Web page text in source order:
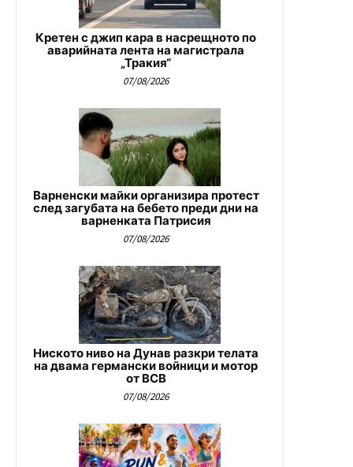
Кретен с джип кара в насрещното по
аварийната лента на магистрала
„Тракия“
07/08/2026
Варненски майки организира протест
след загубата на бебето преди дни на
варненката Патрисия
07/08/2026
Ниското ниво на Дунав разкри телата
на двама германски войници и мотор
от ВСВ
07/08/2026